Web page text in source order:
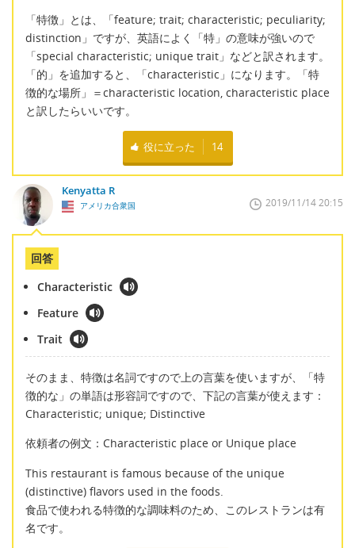
「特徴」とは、「feature; trait; characteristic; peculiarity;
distinction」ですが、英語によく「特」の意味が強いので
「special characteristic; unique trait」などと訳されます。
「的」を追加すると、「characteristic」になります。「特
徴的な場所」＝characteristic location, characteristic place
と訳したらいいです。
役に立った 14
Kenyatta R
アメリカ合衆国 2019/11/14 20:15
回答
Characteristic
Feature
Trait
そのまま、特徴は名詞ですので上の言葉を使いますが、「特
徴的な」の単語は形容詞ですので、下記の言葉が使えます：
Characteristic; unique; Distinctive
依頼者の例文：Characteristic place or Unique place
This restaurant is famous because of the unique
(distinctive) flavors used in the foods.
食品で使われる特徴的な調味料のため、このレストランは有
名です。